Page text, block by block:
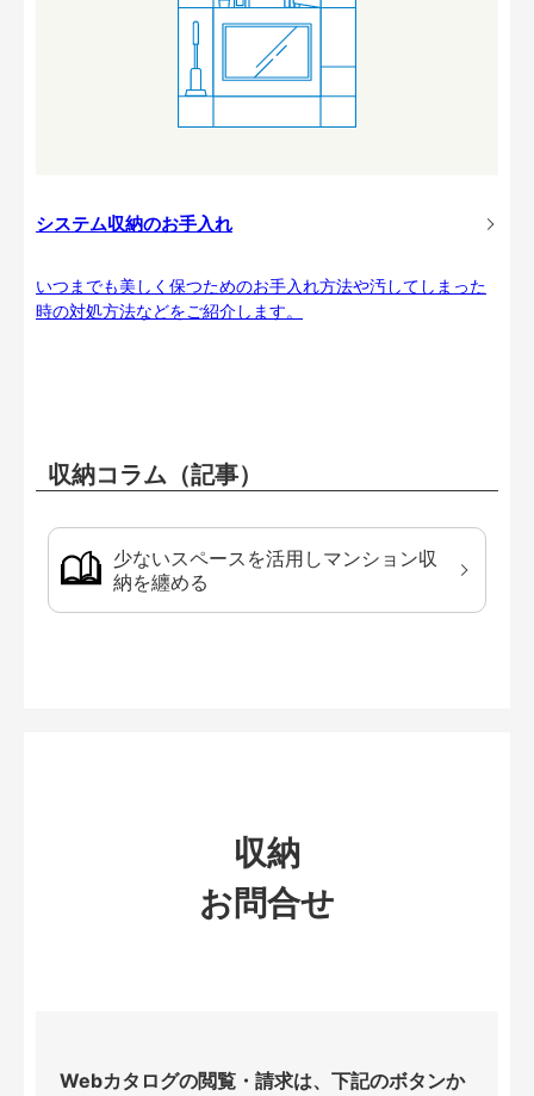
システム収納のお手入れ
いつまでも美しく保つためのお手入れ方法や汚してしまった
時の対処方法などをご紹介します。
収納コラム（記事）
少ないスペースを活用しマンション収
納を纏める
収納
お問合せ
Webカタログの閲覧・請求は、下記のボタンか